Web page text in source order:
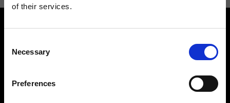
of their services.
Selection
Necessary
Preferences
Cerca un negozio